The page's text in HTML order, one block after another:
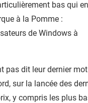
bas qui en
à la Pomme :
de Windows à
dit leur dernier
sur la lancée des
y compris les plus